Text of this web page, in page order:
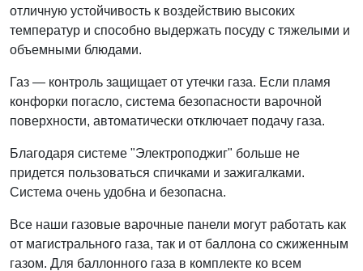
отличную устойчивость к воздействию высоких
температур и способно выдержать посуду с тяжелыми и
объемными блюдами.
Газ — контроль защищает от утечки газа. Если пламя
конфорки погасло, система безопасности варочной
поверхности, автоматически отключает подачу газа.
Благодаря системе "Электроподжиг" больше не
придется пользоваться спичками и зажигалками.
Система очень удобна и безопасна.
Все наши газовые варочные панели могут работать как
от магистрального газа, так и от баллона со сжиженным
газом. Для баллонного газа в комплекте ко всем